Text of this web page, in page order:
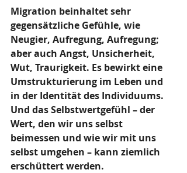
Migration beinhaltet sehr
gegensätzliche Gefühle, wie
Neugier, Aufregung, Aufregung;
aber auch Angst, Unsicherheit,
Wut, Traurigkeit. Es bewirkt eine
Umstrukturierung im Leben und
in der Identität des Individuums.
Und das Selbstwertgefühl – der
Wert, den wir uns selbst
beimessen und wie wir mit uns
selbst umgehen – kann ziemlich
erschüttert werden.